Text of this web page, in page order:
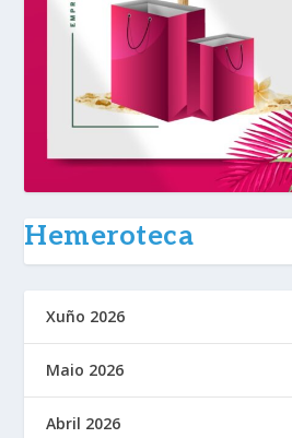
Hemeroteca
Xuño 2026
Maio 2026
Abril 2026